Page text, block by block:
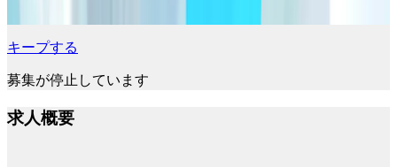
キープする
募集が停止しています
求人概要